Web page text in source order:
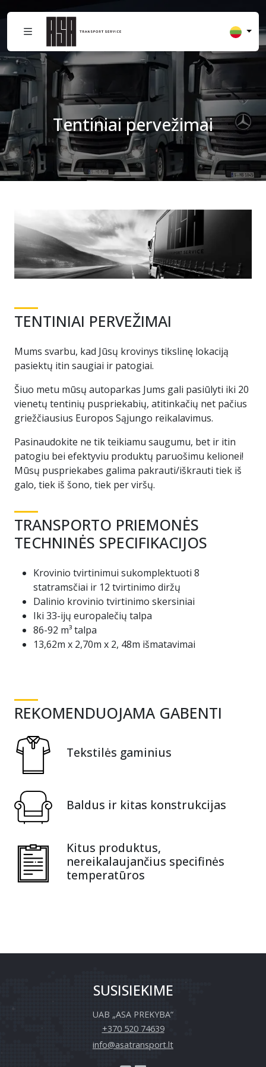
Tentiniai pervežimai
TENTINIAI PERVEŽIMAI
Mums svarbu, kad Jūsų krovinys tikslinę lokaciją
pasiektų itin saugiai ir patogiai.
Šiuo metu mūsų autoparkas Jums gali pasiūlyti iki 20
vienetų tentinių puspriekabių, atitinkačių net pačius
griežčiausius Europos Sąjungo reikalavimus.
Pasinaudokite ne tik teikiamu saugumu, bet ir itin
patogiu bei efektyviu produktų paruošimu kelionei!
Mūsų puspriekabes galima pakrauti/iškrauti tiek iš
galo, tiek iš šono, tiek per viršų.
TRANSPORTO PRIEMONĖS
TECHNINĖS SPECIFIKACIJOS
Krovinio tvirtinimui sukomplektuoti 8
statramsčiai ir 12 tvirtinimo diržų
Dalinio krovinio tvirtinimo skersiniai
Iki 33-ijų europalečių talpa
86-92 m³ talpa
13,62m x 2,70m x 2, 48m išmatavimai
REKOMENDUOJAMA GABENTI
Tekstilės gaminius
Baldus ir kitas konstrukcijas
Kitus produktus,
nereikalaujančius specifinės
temperatūros
SUSISIEKIME
UAB „ASA PREKYBA“
+370 520 74639
info@asatransport.lt